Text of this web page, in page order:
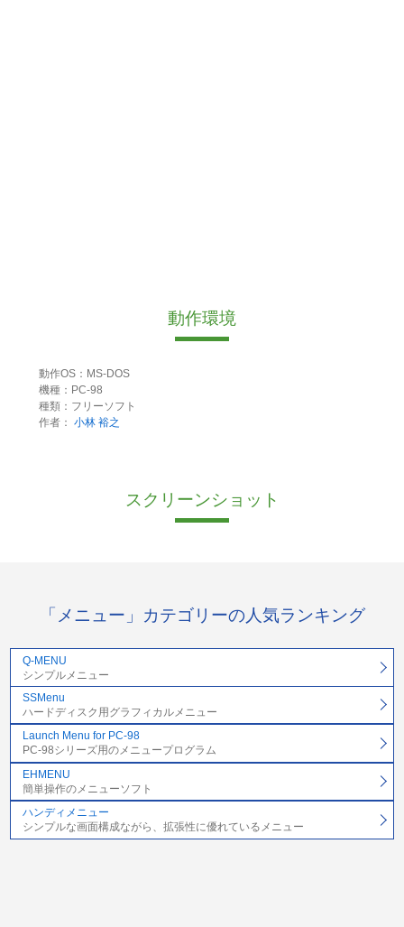
動作環境
動作OS：MS-DOS
機種：PC-98
種類：フリーソフト
作者： 小林 裕之
スクリーンショット
「メニュー」カテゴリーの人気ランキング
Q-MENU
シンプルメニュー
SSMenu
ハードディスク用グラフィカルメニュー
Launch Menu for PC-98
PC-98シリーズ用のメニュープログラム
EHMENU
簡単操作のメニューソフト
ハンディメニュー
シンプルな画面構成ながら、拡張性に優れているメニュー